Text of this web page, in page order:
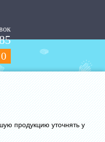
0
продукцию уточнять у